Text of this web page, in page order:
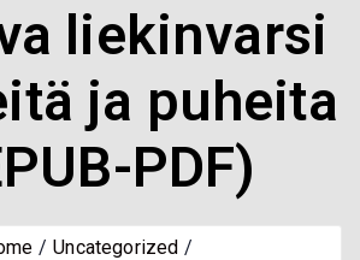
liekinvarsi
ja puheita
PDF)
Uncategorized